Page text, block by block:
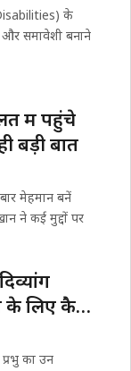
के
समावेशी बनाने
में पहुंचे
बड़ी बात
मेहमान बनें
ने कई मुद्दों पर
के लिए कैसे
का उन